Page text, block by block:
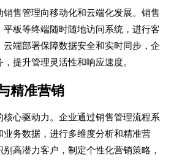
售管理向移动化和云端化发展。销售
平板等终端随时随地访问系统，进行客
云端部署保障数据安全和实时同步，企
提升管理灵活性和响应速度。
精准营销
核心驱动力。企业通过销售管理流程系
业务数据，进行多维度分析和精准营
高潜力客户，制定个性化营销策略，